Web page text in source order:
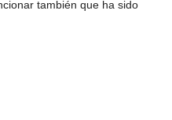
también que ha sido